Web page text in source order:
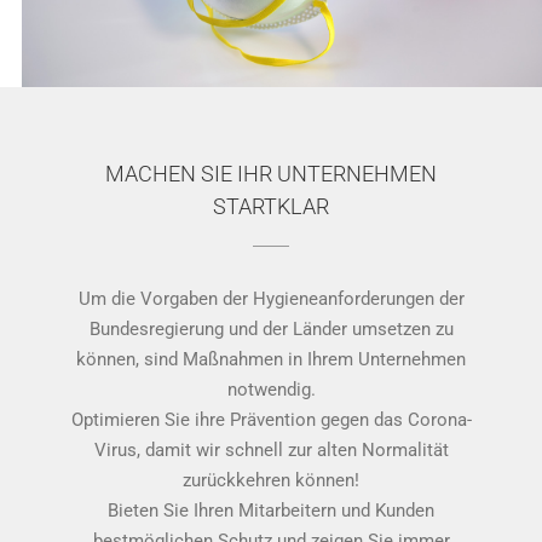
MACHEN SIE IHR UNTERNEHMEN
STARTKLAR
Um die Vorgaben der Hygieneanforderungen der
Bundesregierung und der Länder umsetzen zu
können, sind Maßnahmen in Ihrem Unternehmen
notwendig.
Optimieren Sie ihre Prävention gegen das Corona-
Virus, damit wir schnell zur alten Normalität
zurückkehren können!
Bieten Sie Ihren Mitarbeitern und Kunden